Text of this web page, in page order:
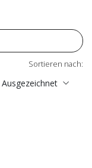
Sortieren nach:
Ausgezeichnet